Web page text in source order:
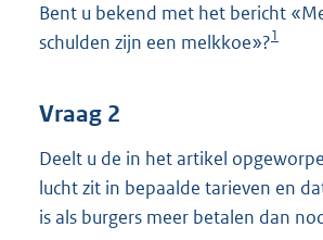
Bent u bekend met het bericht
schulden zijn een melkkoe»?1
Vraag 2
Deelt u de in het artikel
lucht zit in bepaalde tarieven en
is als burgers meer betalen dan